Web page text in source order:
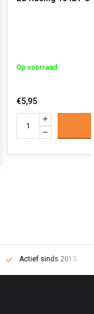
Op voorraad
€5,95
Actief sinds 2013